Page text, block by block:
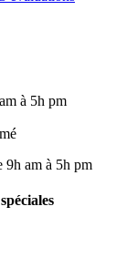
à 5h pm
9h am à 5h pm